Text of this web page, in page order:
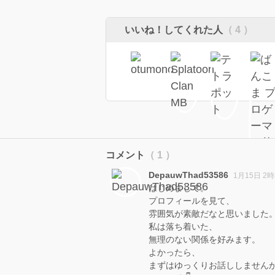
いいね！してくれた人 （ 4 ）
コメント （ 1 ）
DepauwThad53586 1月15日 2
はじめまして。
プロフィールを見て、
雰囲気が素敵だなと思いました。
私は落ち着いた、
無理のない関係を好みます。
よかったら、
まずはゆっくりお話ししません